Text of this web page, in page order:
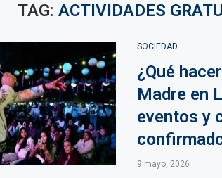
TAG: ACTIVIDADES
SOCIEDAD
¿Qué
Madre en
eventos y
9 mayo, 2026